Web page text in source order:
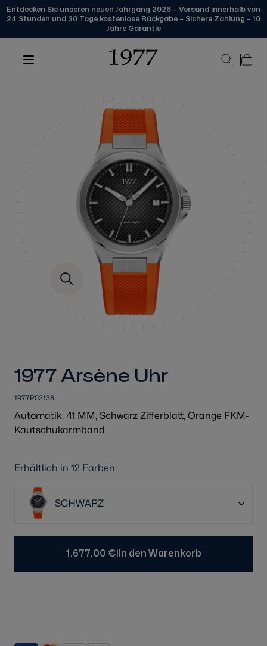
Entdecken Sie unseren neuen Jahrgang 2026 – Versand innerhalb von
24 Stunden und 30 Tage kostenlose Rückgabe – Sichere Zahlung – 10
Jahre Garantie
1977 Arsène Uhr
1977P02138
Automatik, 41 MM, Schwarz Zifferblatt, Orange FKM-
Kautschukarmband
Erhältlich in 12 Farben:
SCHWARZ
1.677,00 €| In den Warenkorb